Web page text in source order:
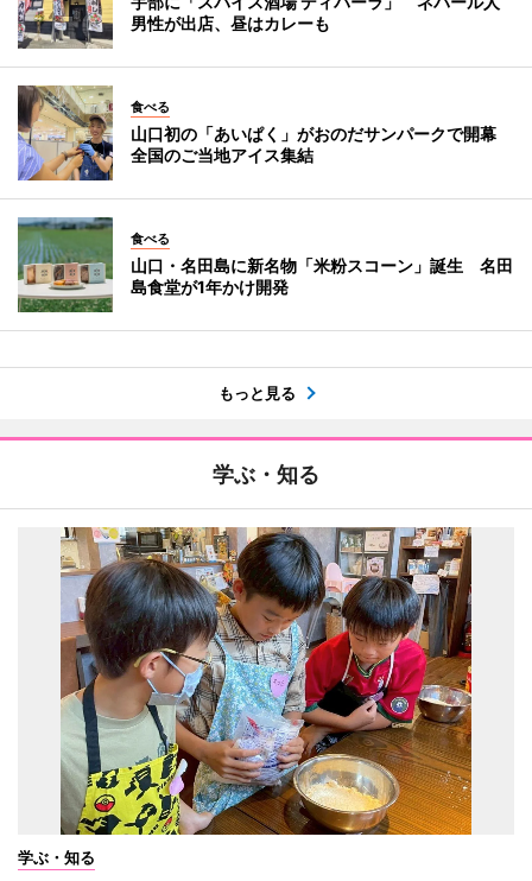
男性が出店、昼はカレーも
食べる
山口初の「あいぱく」がおのだサンパークで開幕
全国のご当地アイス集結
食べる
山口・名田島に新名物「米粉スコーン」誕生 名田
島食堂が1年かけ開発
もっと見る
学ぶ・知る
学ぶ・知る